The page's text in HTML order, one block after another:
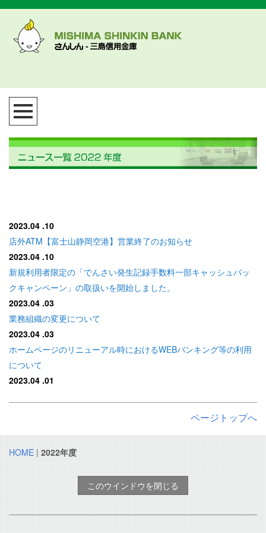
2023.04 .10
店外ATM【富士山静岡空港】営業終了のお知らせ
2023.04 .10
新規利用者限定の「でんさい発生記録手数料一部キャッシュバッ
クキャンペーン」の取扱いを開始しました。
2023.04 .03
業務組織の変更について
2023.04 .03
ホームページのリニューアル時におけるWEBバンキング等の利用
について
2023.04 .01
個人用火災総合保険のお取扱い中止について
2023.03 .20
ホームページのリニューアルに伴う休止時間等のお知らせ
2023.03 .15
年度末における資金需要対応および事業者支援のための休日相談
窓口（3月）の設置について
ページトップへ
HOME|2022年度
このウインドウを閉じる